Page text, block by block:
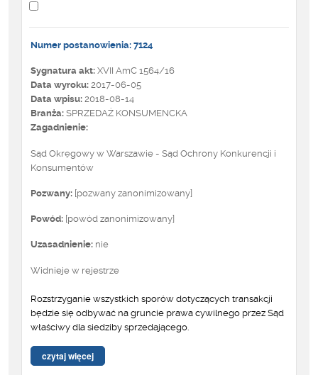
Numer postanowienia: 7124
Sygnatura akt: XVII AmC 1564/16
Data wyroku: 2017-06-05
Data wpisu: 2018-08-14
Branża: SPRZEDAŻ KONSUMENCKA
Zagadnienie:
Sąd Okręgowy w Warszawie - Sąd Ochrony Konkurencji i
Konsumentów
Pozwany: [pozwany zanonimizowany]
Powód: [powód zanonimizowany]
Uzasadnienie: nie
Widnieje w rejestrze
Rozstrzyganie wszystkich sporów dotyczących transakcji
będzie się odbywać na gruncie prawa cywilnego przez Sąd
właściwy dla siedziby sprzedającego.
czytaj więcej